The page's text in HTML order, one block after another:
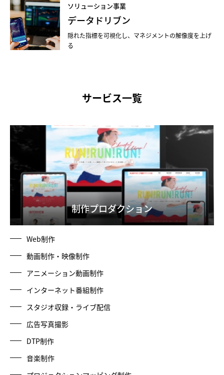
ソリューション事業
データドリブン
隠れた指標を可視化し、マネジメントの解像度を上げ
る
サービス一覧
制作プロダクション
Web制作
動画制作・映像制作
アニメーション動画制作
インターネット番組制作
スタジオ収録・ライブ配信
広告写真撮影
DTP制作
音楽制作